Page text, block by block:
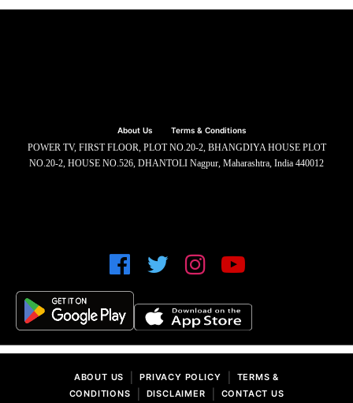
About Us Terms & Conditions
POWER TV, FIRST FLOOR, PLOT NO.20-2, BHANGDIYA HOUSE PLOT
NO.20-2, HOUSE NO.526, DHANTOLI Nagpur, Maharashtra, India 440012
ABOUT US PRIVACY POLICY
TERMS &
CONDITIONS
DISCLAIMER CONTACT US